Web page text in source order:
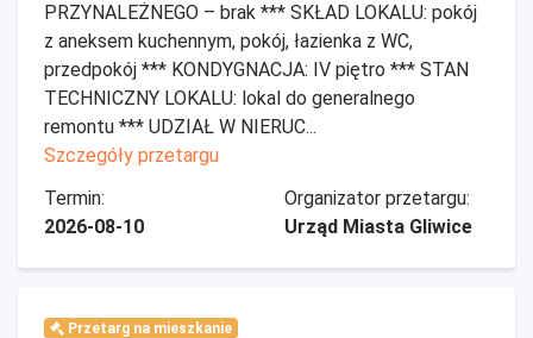
PRZYNALEŻNEGO – brak *** SKŁAD LOKALU: pokój
z aneksem kuchennym, pokój, łazienka z WC,
przedpokój *** KONDYGNACJA: IV piętro *** STAN
TECHNICZNY LOKALU: lokal do generalnego
remontu *** UDZIAŁ W NIERUC...
Szczegóły przetargu
Termin:
2026-08-10
Organizator przetargu:
Urząd Miasta Gliwice
Przetarg na mieszkanie